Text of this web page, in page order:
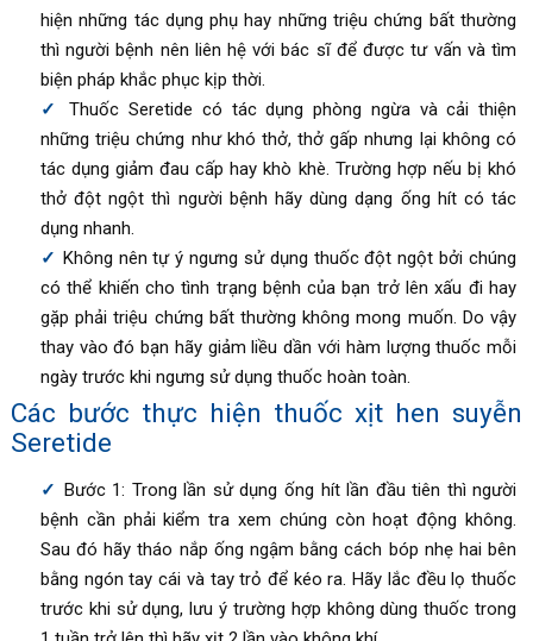
hiện những tác dụng phụ hay những triệu chứng bất thường
thì người bệnh nên liên hệ với bác sĩ để được tư vấn và tìm
biện pháp khắc phục kịp thời.
Thuốc Seretide có tác dụng phòng ngừa và cải thiện
những triệu chứng như khó thở, thở gấp nhưng lại không có
tác dụng giảm đau cấp hay khò khè. Trường hợp nếu bị khó
thở đột ngột thì người bệnh hãy dùng dạng ống hít có tác
dụng nhanh.
Không nên tự ý ngưng sử dụng thuốc đột ngột bởi chúng
có thể khiến cho tình trạng bệnh của bạn trở lên xấu đi hay
gặp phải triệu chứng bất thường không mong muốn. Do vậy
thay vào đó bạn hãy giảm liều dần với hàm lượng thuốc mỗi
ngày trước khi ngưng sử dụng thuốc hoàn toàn.
Các bước thực hiện thuốc xịt hen suyễn
Seretide
Bước 1: Trong lần sử dụng ống hít lần đầu tiên thì người
bệnh cần phải kiểm tra xem chúng còn hoạt động không.
Sau đó hãy tháo nắp ống ngậm bằng cách bóp nhẹ hai bên
bằng ngón tay cái và tay trỏ để kéo ra. Hãy lắc đều lọ thuốc
trước khi sử dụng, lưu ý trường hợp không dùng thuốc trong